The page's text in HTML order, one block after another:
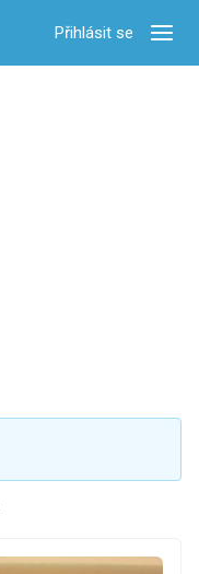
Přihlásit se